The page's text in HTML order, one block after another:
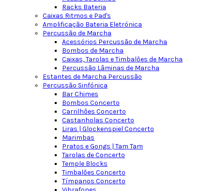
Racks Bateria
Caixas Ritmos e Pad's
Amplificação Bateria Eletrónica
Percussão de Marcha
Acessórios Percussão de Marcha
Bombos de Marcha
Caixas, Tarolas e Timbalões de Marcha
Percussão Lâminas de Marcha
Estantes de Marcha Percussão
Percussão Sinfónica
Bar Chimes
Bombos Concerto
Carrilhões Concerto
Castanholas Concerto
Liras | Glockenspiel Concerto
Marimbas
Pratos e Gongs | Tam Tam
Tarolas de Concerto
Temple Blocks
Timbalões Concerto
Tímpanos Concerto